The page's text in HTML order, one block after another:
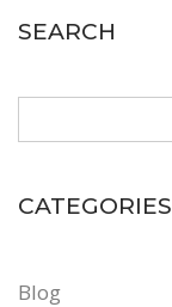
p
ä
o
l
SEARCH
CATEGORIES
Blog